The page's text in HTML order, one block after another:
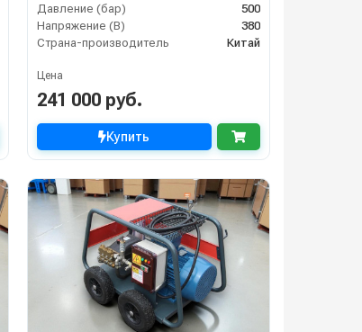
Давление (бар)
500
Напряжение (В)
380
Страна-производитель
Китай
Цена
241 000 руб.
Купить